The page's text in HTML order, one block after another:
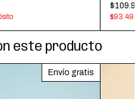
este producto
Envío gratis